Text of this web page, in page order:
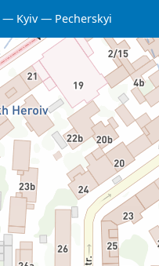
Kyiv Pecherskyi